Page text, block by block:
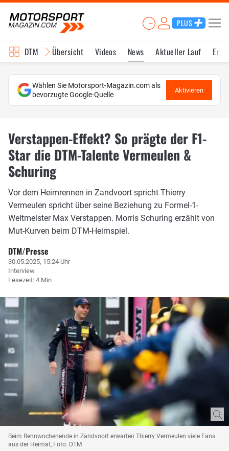
PLUS
DTM Übersicht Videos News Aktueller Lauf
Wählen Sie Motorsport-Magazin.com als
bevorzugte Google-Quelle
Aktivieren
Verstappen-Effekt? So prägte der F1-
Star die DTM-Talente Vermeulen &
Schuring
Vor dem Heimrennen in Zandvoort spricht Thierry
Vermeulen spricht über seine Beziehung zu Formel-1-
Weltmeister Max Verstappen. Morris Schuring erzählt von
Mut-Kurven beim DTM-Heimspiel.
DTM/Presse
30.05.2025, 15:24 Uhr
Interview
Lesezeit: 4 Min
Beim Rennwochenende in Zandvoort erwarten Thierry Vermeulen viele Fans
aus der Heimat, Foto: DTM